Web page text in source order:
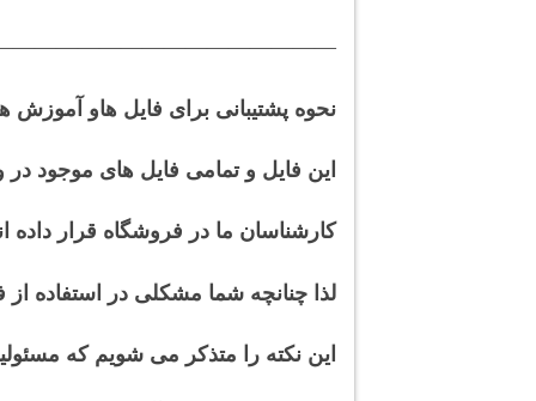
نحوه پشتیبانی برای فایل هاو آموزش
این فایل و تمامی فایل های موجود
کارشناسان ما در فروشگاه قرار داده
لذا چنانچه شما مشکلی در استفاده
این نکته را متذکر می شویم که